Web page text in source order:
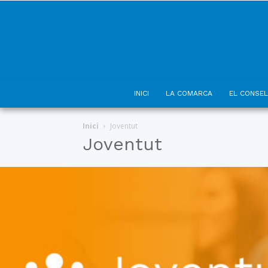
INICI LA COMARCA EL
Inici Joventut
Joventut